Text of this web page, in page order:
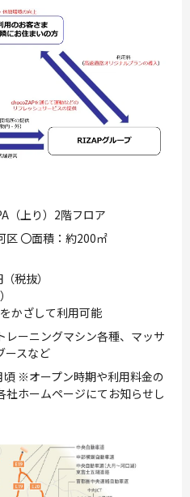
（上り）2階フロア
区 〇面積：約200㎡
税抜）
かざして利用可能
レーニングマシン各種、マッサ
ースなど
※オープン時期や利用料金の
ホームページにてお知らせし